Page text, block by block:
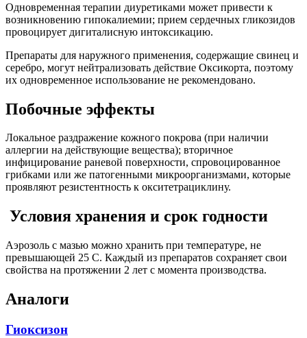
Одновременная терапии диуретиками может привести к
возникновению гипокалиемии; прием сердечных гликозидов
провоцирует дигиталисную интоксикацию.
Препараты для наружного применения, содержащие свинец и
серебро, могут нейтрализовать действие Оксикорта, поэтому
их одновременное использование не рекомендовано.
Побочные эффекты
Локальное раздражение кожного покрова (при наличии
аллергии на действующие вещества); вторичное
инфицирование раневой поверхности, спровоцированное
грибками или же патогенными микроорганизмами, которые
проявляют резистентность к окситетрациклину.
Условия хранения и срок годности
Аэрозоль с мазью можно хранить при температуре, не
превышающей 25 С. Каждый из препаратов сохраняет свои
свойства на протяжении 2 лет с момента производства.
Аналоги
Гиоксизон